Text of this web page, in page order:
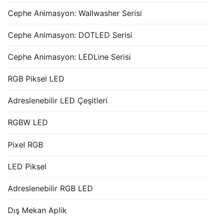
Cephe Animasyon: Wallwasher Serisi
Cephe Animasyon: DOTLED Serisi
Cephe Animasyon: LEDLine Serisi
RGB Piksel LED
Adreslenebilir LED Çeşitleri
RGBW LED
Pixel RGB
LED Piksel
Adreslenebilir RGB LED
Dış Mekan Aplik